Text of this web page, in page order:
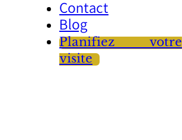
Contact
Blog
Planifiez votre
visite